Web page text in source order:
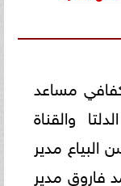
مساعد
والقناة
البياع مدير
فاروق مدير